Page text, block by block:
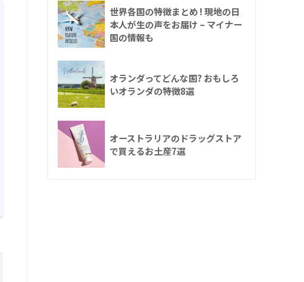
世界各国の特徴まとめ ! 現地の日
本人が生の声をお届け – マイナー
国の情報も
オランダってどんな国? おもしろ
いオランダの特徴8選
オーストラリアのドラッグストア
で買えるお土産7選